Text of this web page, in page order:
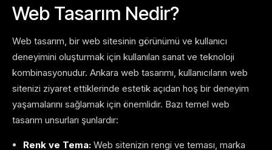
Web Tasarım Nedir?
Web tasarım, bir web sitesinin görünümü ve kullanıcı
deneyimini oluşturmak için kullanılan sanat ve teknoloji
kombinasyonudur. Ankara web tasarımı, kullanıcıların web
sitenizi ziyaret ettiklerinde estetik açıdan hoş bir deneyim
yaşamalarını sağlamak için önemlidir. Bazı temel web
tasarım unsurları şunlardır:
Renk ve Tema: Web sitenizin rengi ve teması, marka